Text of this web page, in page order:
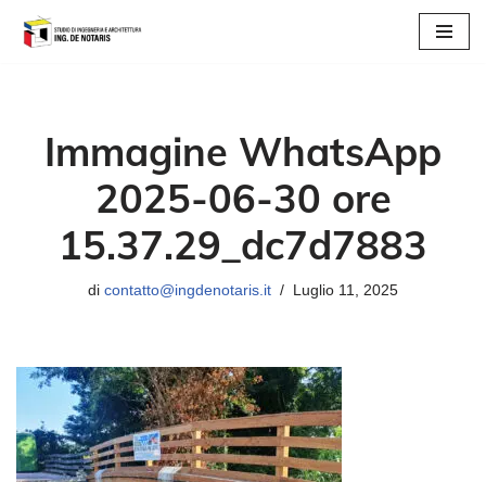
Immagine WhatsApp
2025-06-30 ore
15.37.29_dc7d7883
di contatto@ingdenotaris.it Luglio 11, 2025